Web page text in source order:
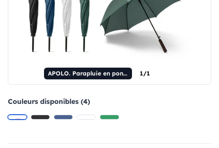
APOLO. Parapluie en pongé de polyester recyclé (100 % rPET) avec ouverture automatique. 1/1
Couleurs disponibles (4)